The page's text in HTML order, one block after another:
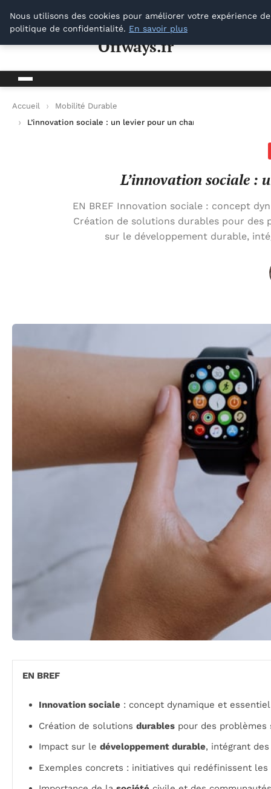
Offways.fr
Offways.fr
Accueil
Mobilité Durable
L’innovation sociale : un levier pour un changement durable
L’innovation sociale :
EN BREF Innovation sociale : concept
Création de solutions durables pour des
sur le développement durable,
EN BREF
Innovation sociale : concept dynamique et
Création de solutions durables pour des problèmes
Impact sur le développement durable, intégrant
Exemples concrets : initiatives qui redéfinissent
Nous utilisons des cookies pour améliorer votre expérience
politique de confidentialité. En savoir plus